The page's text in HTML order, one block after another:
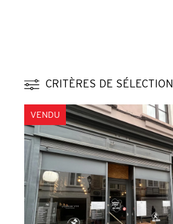
CRITÈRES DE SÉLECTION
VENDU